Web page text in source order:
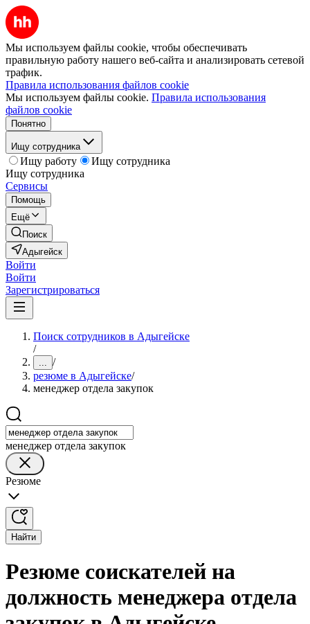
Мы используем файлы cookie, чтобы обеспечивать
правильную работу нашего веб-сайта и анализировать сетевой
трафик.
Правила использования файлов cookie
Мы используем файлы cookie. Правила использования
файлов cookie
Понятно
Ищу сотрудника
Ищу работу
Ищу сотрудника
Ищу сотрудника
Сервисы
Помощь
Ещё
Поиск
Адыгейск
Войти
Войти
Зарегистрироваться
Поиск сотрудников в Адыгейске
/
... /
резюме в Адыгейске/
менеджер отдела закупок
менеджер отдела закупок
Резюме
Найти
Резюме соискателей на
должность менеджера отдела